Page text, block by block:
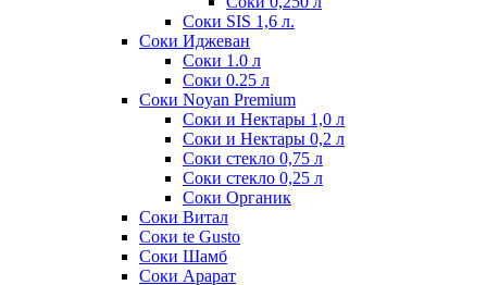
Соки SIS 1,6 л.
Соки Иджеван
Соки 1.0 л
Соки 0.25 л
Соки Noyan Premium
Соки и Нектары 1,0 л
Соки и Нектары 0,2 л
Соки стекло 0,75 л
Соки стекло 0,25 л
Соки Органик
Соки Витал
Соки te Gusto
Соки Шамб
Соки Арарат